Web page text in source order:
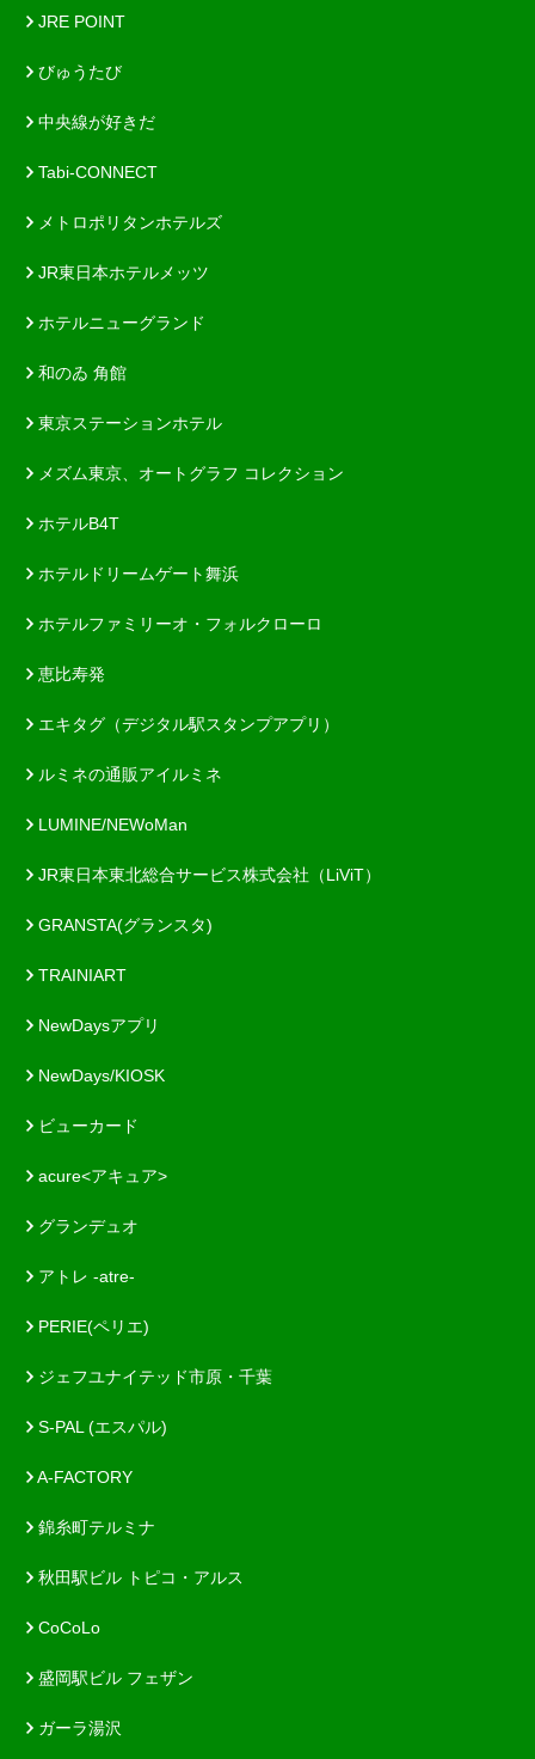
JRE POINT
びゅうたび
中央線が好きだ
Tabi-CONNECT
メトロポリタンホテルズ
JR東日本ホテルメッツ
ホテルニューグランド
和のゐ 角館
東京ステーションホテル
メズム東京、オートグラフ コレクション
ホテルB4T
ホテルドリームゲート舞浜
ホテルファミリーオ・フォルクローロ
恵比寿発
エキタグ（デジタル駅スタンプアプリ）
ルミネの通販アイルミネ
LUMINE/NEWoMan
JR東日本東北総合サービス株式会社（LiViT）
GRANSTA(グランスタ)
TRAINIART
NewDaysアプリ
NewDays/KIOSK
ビューカード
acure<アキュア>
グランデュオ
アトレ -atre-
PERIE(ペリエ)
ジェフユナイテッド市原・千葉
S-PAL (エスパル)
A-FACTORY
錦糸町テルミナ
秋田駅ビル トピコ・アルス
CoCoLo
盛岡駅ビル フェザン
ガーラ湯沢